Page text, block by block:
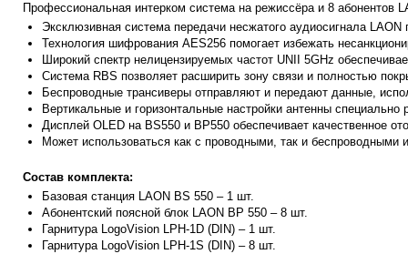
Профессиональная интерком система на режиссёра и 8 абонентов
Эксклюзивная система передачи несжатого аудиосигнала
Технология шифрования AES256 помогает избежать
Широкий спектр нелицензируемых частот UNII 5GHz
Система RBS позволяет расширить зону связи и полностью
Беспроводные трансиверы отправляют и передают данные,
Вертикальные и горизонтальные настройки антенны
Дисплей OLED на BS550 и BP550 обеспечивает качественное
Может использоваться как с проводными, так и
Состав комплекта:
Базовая станция LAON BS 550 – 1 шт.
Абонентский поясной блок LAON BP 550 – 8 шт.
Гарнитура LogoVision LPH-1D (DIN) – 1 шт.
Гарнитура LogoVision LPH-1S (DIN) – 8 шт.